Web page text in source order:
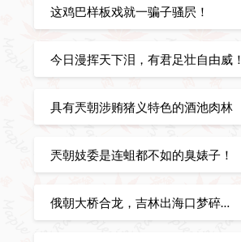
这鸡巴样板戏就一骗子骚屄！
今日漫挥天下泪，有君足壮自由威！
具有兲朝涉贿猪义特色的酒池肉林
兲朝妓委是连蛆都不如的臭婊子！
俄朝大桥合龙，吉林出海口梦碎…